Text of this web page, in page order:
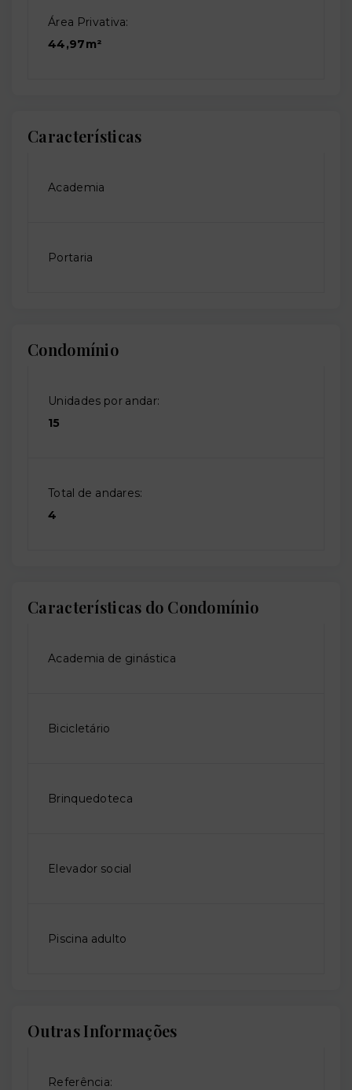
Área Privativa:
44,97m²
Características
Academia
Portaria
Condomínio
Unidades por andar:
15
Total de andares:
4
Características do Condomínio
Academia de ginástica
Bicicletário
Brinquedoteca
Elevador social
Piscina adulto
Outras Informações
Referência: